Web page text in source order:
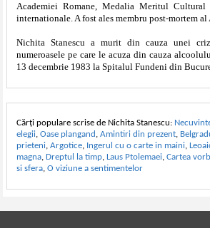
Academiei Romane, Medalia Meritul
internationale. A fost ales membru post-mortem
Nichita Stanescu a murit din cauza unei
numeroasele pe care le acuza din cauza
13 decembrie 1983 la Spitalul Fundeni din
Cărți populare scrise de Nichita Stanescu:
elegii,Oase plangand ,Amintiri din prezent,
prieteni,Argotice, Ingerul cu o carte in maini,
magna,Dreptul la timp,Laus Ptolemaei,Cartea
si sfera,O viziune a sentimentelor